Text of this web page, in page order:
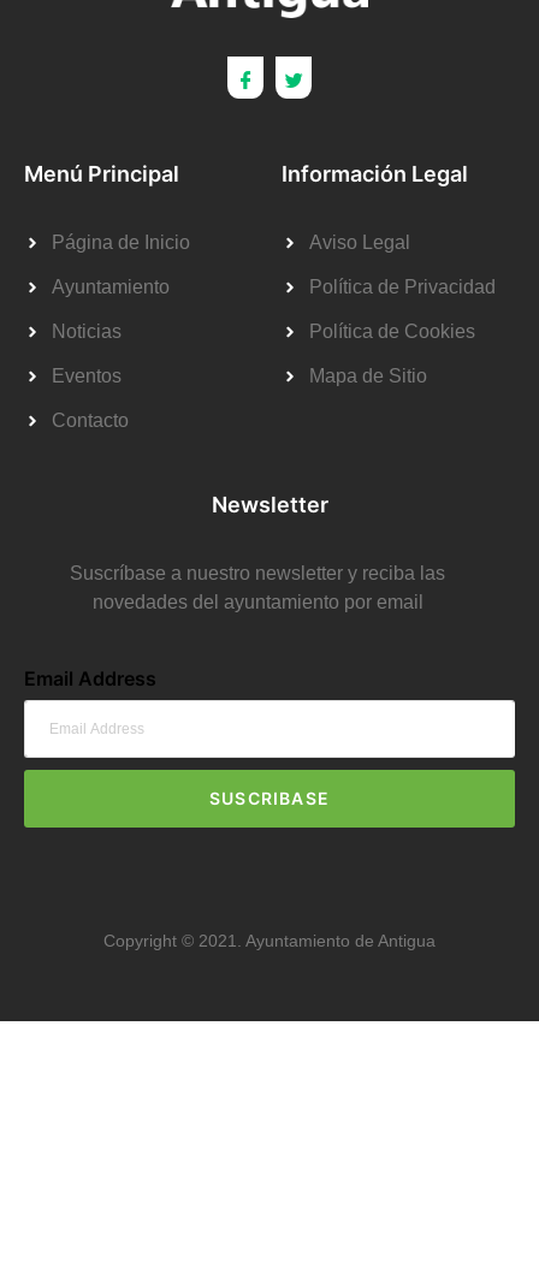
Menú Principal
Página de Inicio
Ayuntamiento
Noticias
Eventos
Contacto
Información Legal
Aviso Legal
Política de Privacidad
Política de Cookies
Mapa de Sitio
Newsletter
Suscríbase a nuestro newsletter y reciba las
novedades del ayuntamiento por email
Email Address
SUSCRIBASE
Copyright © 2021. Ayuntamiento de Antigua